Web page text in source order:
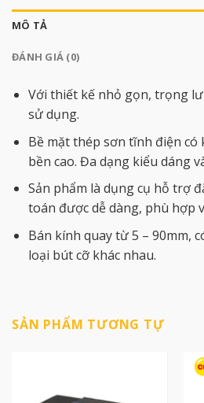
MÔ TẢ
ĐÁNH GIÁ (0)
Với thiết kế nhỏ gọn, trọng
sử dụng.
Bề mặt thép sơn tĩnh điện có
bền cao. Đa dạng kiểu dáng
Sản phẩm là dụng cụ hỗ trợ
toán được dễ dàng, phù hợp
Bán kính quay từ 5 – 90mm,
loại bút cỡ khác nhau.
SẢN PHẨM TƯƠNG TỰ